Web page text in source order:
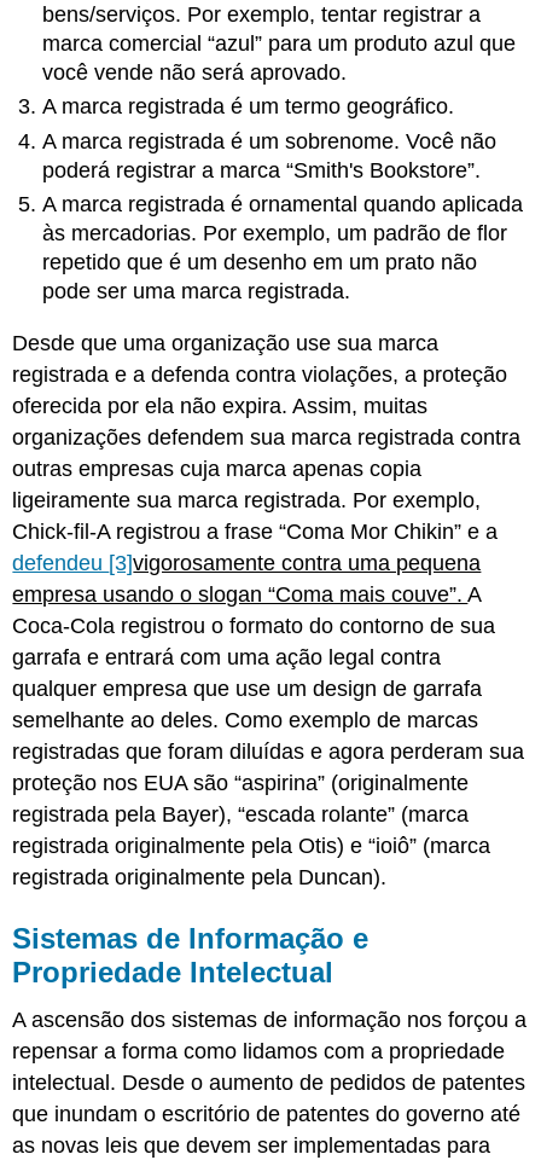
bens/serviços. Por exemplo, tentar registrar a
marca comercial “azul” para um produto azul que
você vende não será aprovado.
A marca registrada é um termo geográfico.
A marca registrada é um sobrenome. Você não
poderá registrar a marca “Smith's Bookstore”.
A marca registrada é ornamental quando aplicada
às mercadorias. Por exemplo, um padrão de flor
repetido que é um desenho em um prato não
pode ser uma marca registrada.
Desde que uma organização use sua marca
registrada e a defenda contra violações, a proteção
oferecida por ela não expira. Assim, muitas
organizações defendem sua marca registrada contra
outras empresas cuja marca apenas copia
ligeiramente sua marca registrada. Por exemplo,
Chick-fil-A registrou a frase “Coma Mor Chikin” e a
defendeu [3]vigorosamente contra uma pequena
empresa usando o slogan “Coma mais couve”.A
Coca-Cola registrou o formato do contorno de sua
garrafa e entrará com uma ação legal contra
qualquer empresa que use um design de garrafa
semelhante ao deles. Como exemplo de marcas
registradas que foram diluídas e agora perderam sua
proteção nos EUA são “aspirina” (originalmente
registrada pela Bayer), “escada rolante” (marca
registrada originalmente pela Otis) e “ioiô” (marca
registrada originalmente pela Duncan).
Sistemas de Informação e
Propriedade Intelectual
A ascensão dos sistemas de informação nos forçou a
repensar a forma como lidamos com a propriedade
intelectual. Desde o aumento de pedidos de patentes
que inundam o escritório de patentes do governo até
as novas leis que devem ser implementadas para